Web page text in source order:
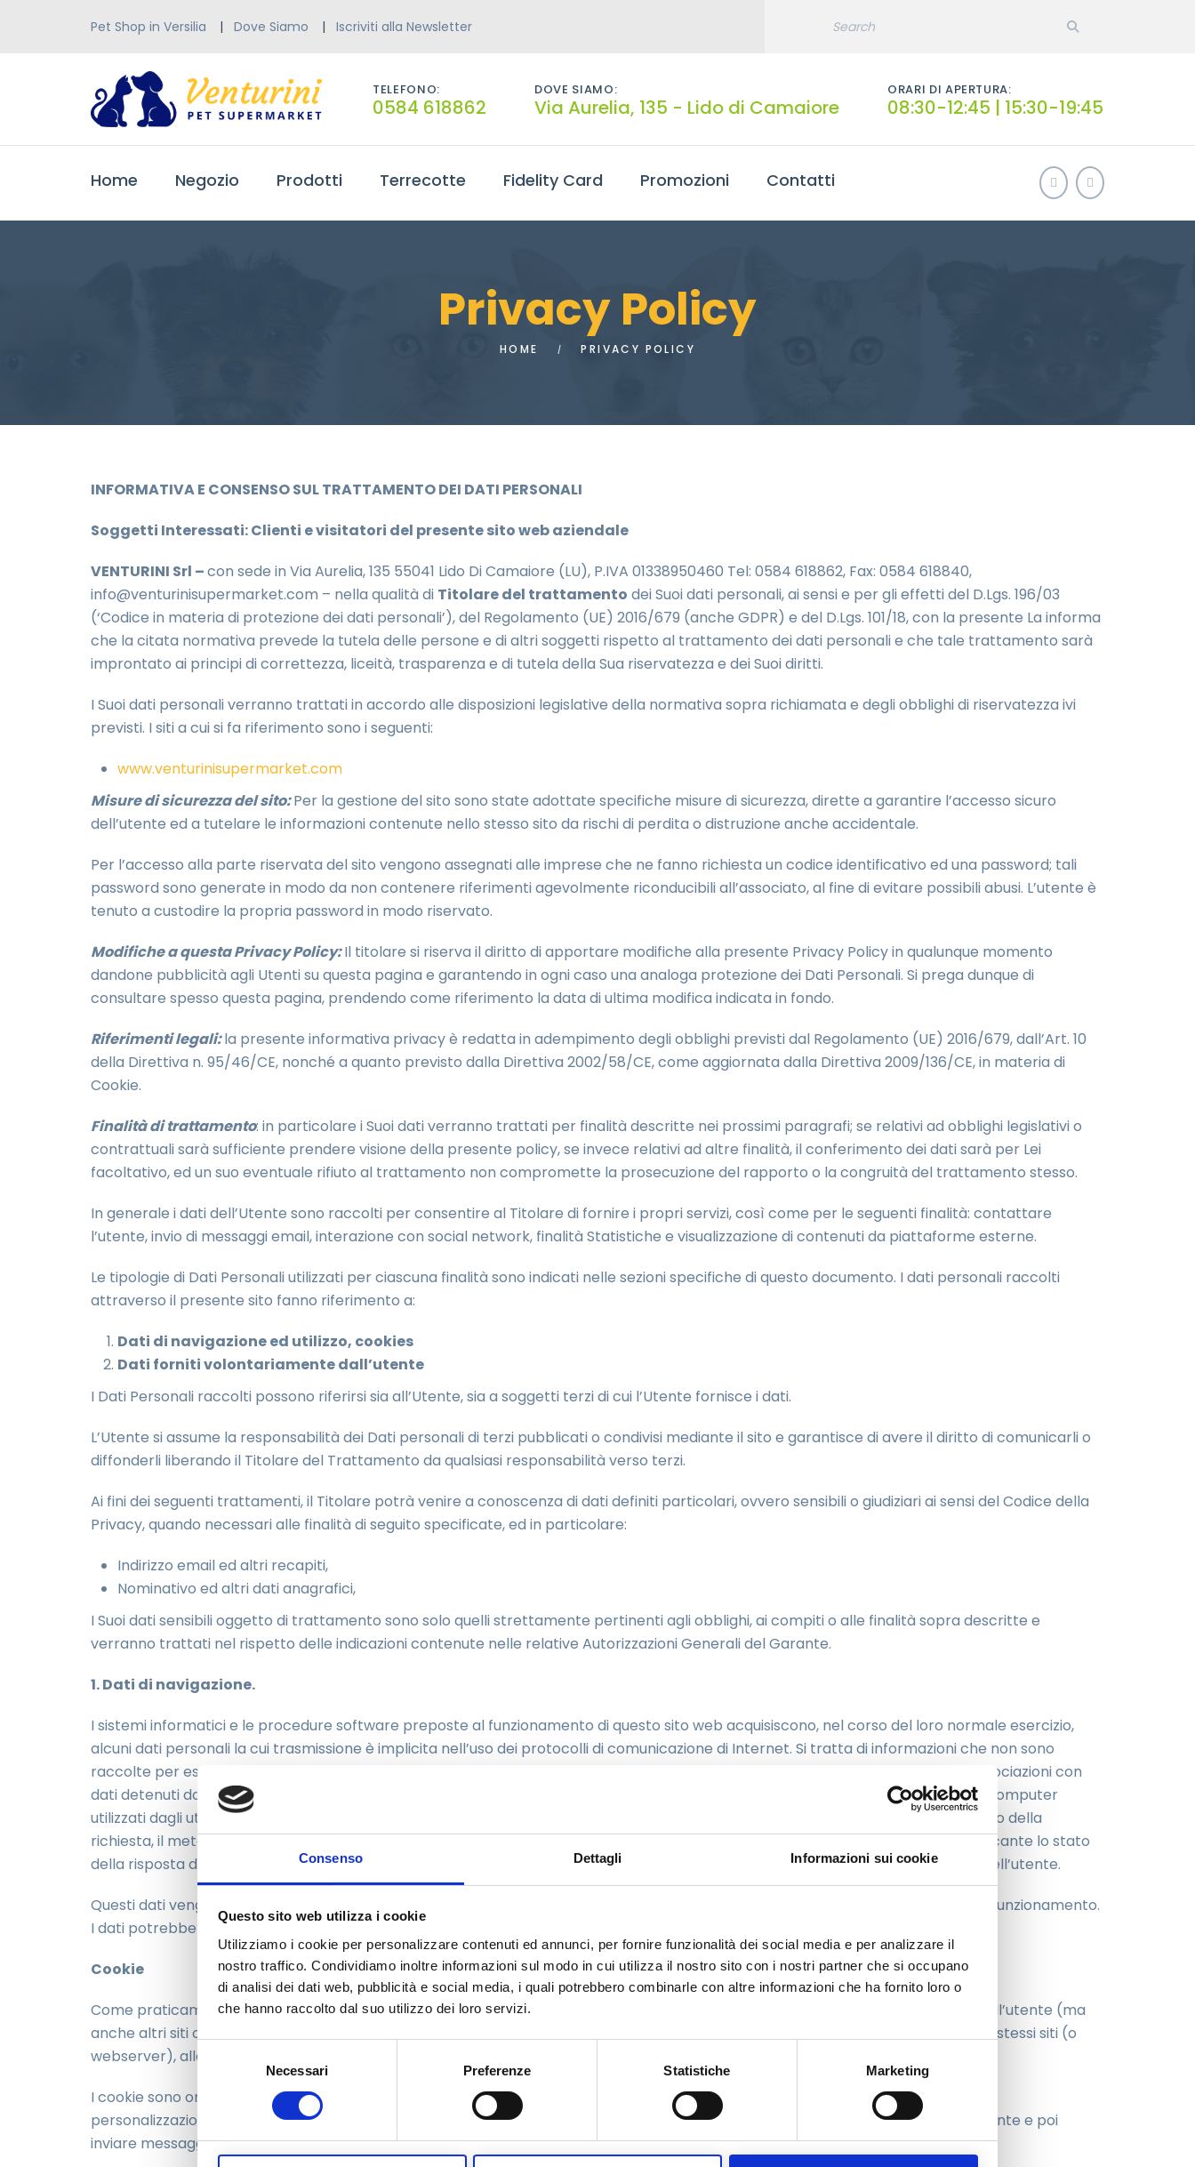
Consenso Dettagli Informazioni sui cookie
Questo sito web utilizza i cookie
Utilizziamo i cookie per personalizzare contenuti ed annunci, per fornire funzionalità dei social media e per analizzare il
nostro traffico. Condividiamo inoltre informazioni sul modo in cui utilizza il nostro sito con i nostri partner che si occupano
di analisi dei dati web, pubblicità e social media, i quali potrebbero combinarle con altre informazioni che ha fornito loro o
che hanno raccolto dal suo utilizzo dei loro servizi.
consenso
Necessari Preferenze Statistiche Marketing
Pet Shop in Versilia Dove Siamo Iscriviti alla Newsletter
TELEFONO:
0584 618862
DOVE SIAMO:
Via Aurelia, 135 - Lido di Camaiore
ORARI DI APERTURA:
08:30-12:45 | 15:30-19:45
Home Negozio Prodotti Terrecotte Fidelity Card Promozioni Contatti
Privacy Policy
HOME PRIVACY POLICY
INFORMATIVA E CONSENSO SUL TRATTAMENTO DEI DATI PERSONALI
Soggetti Interessati:Clienti e visitatori del presente sito web aziendale
VENTURINI Srl –con sede in Via Aurelia, 135 55041 Lido Di Camaiore (LU), P.IVA 01338950460 Tel: 0584 618862, Fax: 0584 618840,
info@venturinisupermarket.com – nella qualità di Titolare del trattamento dei Suoi dati personali, ai sensi e per gli effetti del D.Lgs. 196/03
(‘Codice in materia di protezione dei dati personali’), del Regolamento (UE) 2016/679 (anche GDPR) e del D.Lgs. 101/18, con la presente La informa
che la citata normativa prevede la tutela delle persone e di altri soggetti rispetto al trattamento dei dati personali e che tale trattamento sarà
improntato ai principi di correttezza, liceità, trasparenza e di tutela della Sua riservatezza e dei Suoi diritti.
I Suoi dati personali verranno trattati in accordo alle disposizioni legislative della normativa sopra richiamata e degli obblighi di riservatezza ivi
previsti. I siti a cui si fa riferimento sono i seguenti:
www.venturinisupermarket.com
Misure di sicurezza del sito:Per la gestione del sito sono state adottate specifiche misure di sicurezza, dirette a garantire l’accesso sicuro
dell’utente ed a tutelare le informazioni contenute nello stesso sito da rischi di perdita o distruzione anche accidentale.
Per l’accesso alla parte riservata del sito vengono assegnati alle imprese che ne fanno richiesta un codice identificativo ed una password; tali
password sono generate in modo da non contenere riferimenti agevolmente riconducibili all’associato, al fine di evitare possibili abusi. L’utente è
tenuto a custodire la propria password in modo riservato.
Modifiche a questa Privacy Policy:Il titolare si riserva il diritto di apportare modifiche alla presente Privacy Policy in qualunque momento
dandone pubblicità agli Utenti su questa pagina e garantendo in ogni caso una analoga protezione dei Dati Personali. Si prega dunque di
consultare spesso questa pagina, prendendo come riferimento la data di ultima modifica indicata in fondo.
Riferimenti legali:la presente informativa privacy è redatta in adempimento degli obblighi previsti dal Regolamento (UE) 2016/679, dall’Art. 10
della Direttiva n. 95/46/CE, nonché a quanto previsto dalla Direttiva 2002/58/CE, come aggiornata dalla Direttiva 2009/136/CE, in materia di
Cookie.
Finalità di trattamento: in particolare i Suoi dati verranno trattati per finalità descritte nei prossimi paragrafi; se relativi ad obblighi legislativi o
contrattuali sarà sufficiente prendere visione della presente policy, se invece relativi ad altre finalità, il conferimento dei dati sarà per Lei
facoltativo, ed un suo eventuale rifiuto al trattamento non compromette la prosecuzione del rapporto o la congruità del trattamento stesso.
In generale i dati dell’Utente sono raccolti per consentire al Titolare di fornire i propri servizi, così come per le seguenti finalità: contattare
l’utente, invio di messaggi email, interazione con social network, finalità Statistiche e visualizzazione di contenuti da piattaforme esterne.
Le tipologie di Dati Personali utilizzati per ciascuna finalità sono indicati nelle sezioni specifiche di questo documento. I dati personali raccolti
attraverso il presente sito fanno riferimento a:
Dati di navigazione ed utilizzo, cookies
Dati forniti volontariamente dall’utente
I Dati Personali raccolti possono riferirsi sia all’Utente, sia a soggetti terzi di cui l’Utente fornisce i dati.
L’Utente si assume la responsabilità dei Dati personali di terzi pubblicati o condivisi mediante il sito e garantisce di avere il diritto di comunicarli o
diffonderli liberando il Titolare del Trattamento da qualsiasi responsabilità verso terzi.
Ai fini dei seguenti trattamenti, il Titolare potrà venire a conoscenza di dati definiti particolari, ovvero sensibili o giudiziari ai sensi del Codice della
Privacy, quando necessari alle finalità di seguito specificate, ed in particolare:
Indirizzo email ed altri recapiti,
Nominativo ed altri dati anagrafici,
I Suoi dati sensibili oggetto di trattamento sono solo quelli strettamente pertinenti agli obblighi, ai compiti o alle finalità sopra descritte e
verranno trattati nel rispetto delle indicazioni contenute nelle relative Autorizzazioni Generali del Garante.
1. Dati di navigazione.
I sistemi informatici e le procedure software preposte al funzionamento di questo sito web acquisiscono, nel corso del loro normale esercizio,
alcuni dati personali la cui trasmissione è implicita nell’uso dei protocolli di comunicazione di Internet. Si tratta di informazioni che non sono
raccolte per essere associate a interessati identificati, ma che per loro stessa natura potrebbero, attraverso elaborazioni ed associazioni con
dati detenuti da terzi, permettere di identificare gli utenti. In questa categoria di dati rientrano gli indirizzi IP o i nomi a dominio dei computer
utilizzati dagli utenti che si connettono al sito, gli indirizzi in notazione URI (Uniform Resource Identifier) delle risorse richieste, l’orario della
richiesta, il metodo utilizzato nel sottoporre la richiesta al server, la dimensione del file ottenuto in risposta, il codice numerico indicante lo stato
della risposta data dal server (buon fine, errore, ecc.) ed altri parametri relativi al sistema operativo e all’ambiente informatico dell’utente.
Questi dati vengono utilizzati al solo fine di ricavare informazioni statistiche anonime sull’uso del sito e per controllarne il corretto funzionamento.
I dati potrebbero essere utilizzati per l’accertamento di responsabilità in caso di ipotetici reati informatici ai danni del sito.
Cookie
Come praticamente la totalità dei siti web, anche il nostro utilizza alcuni cookie. I cookie sono piccoli file di testo che i siti visitati dall’utente (ma
anche altri siti o webserver) inviano e registrano sul suo computer (o dispositivo mobile), per essere poi viceversa ritrasmessi agli stessi siti (o
webserver), alla successiva visita di quelli, inviando così informazioni.
I cookie sono ormai strumenti fondamentali in quanto permettono ai siti moderni di funzionare al meglio, consentendo massima
personalizzazione, interazione e fluidità nella navigazione. Ma possono anche essere utilizzati per monitorare le navigazioni dell’utente e poi
inviare messaggi pubblicitari in linea con quelle.